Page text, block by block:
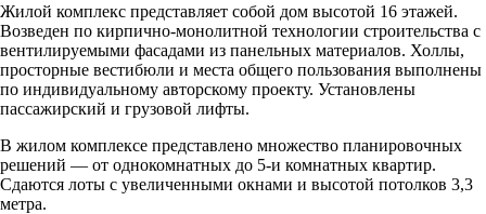
Жилой комплекс представляет собой дом высотой 16 этажей.
Возведен по кирпично-монолитной технологии строительства с
вентилируемыми фасадами из панельных материалов. Холлы,
просторные вестибюли и места общего пользования выполнены
по индивидуальному авторскому проекту. Установлены
пассажирский и грузовой лифты.
В жилом комплексе представлено множество планировочных
решений — от однокомнатных до 5-и комнатных квартир.
Сдаются лоты с увеличенными окнами и высотой потолков 3,3
метра.